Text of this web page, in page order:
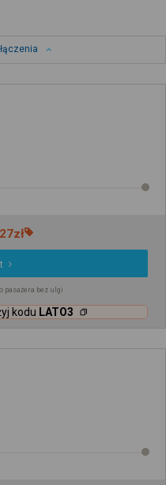
27zł
pasażera bez ulgi
kodu LATO3